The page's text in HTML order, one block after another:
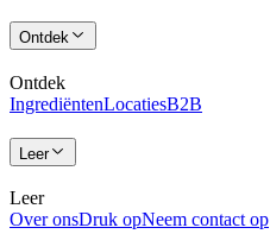
Ontdek
Ontdek
IngrediëntenLocatiesB2B
Leer
Leer
Over onsDruk opNeem contact op